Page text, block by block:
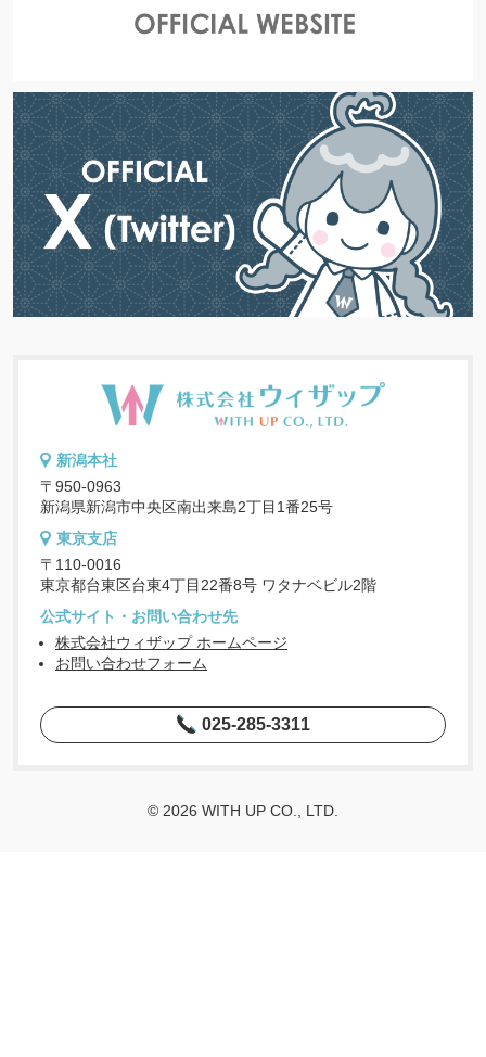
新潟本社
〒950-0963
新潟県新潟市中央区南出来島2丁目1番25号
東京支店
〒110-0016
東京都台東区台東4丁目22番8号 ワタナベビル2階
公式サイト・お問い合わせ先
株式会社ウィザップ ホームページ
お問い合わせフォーム
025-285-3311
© 2026 WITH UP CO., LTD.